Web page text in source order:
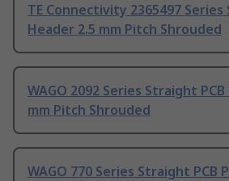
TE Connectivity 2365497 Series
Header 2.5 mm Pitch Shrouded
WAGO 2092 Series Straight PCB
mm Pitch Shrouded
WAGO 770 Series Straight PCB